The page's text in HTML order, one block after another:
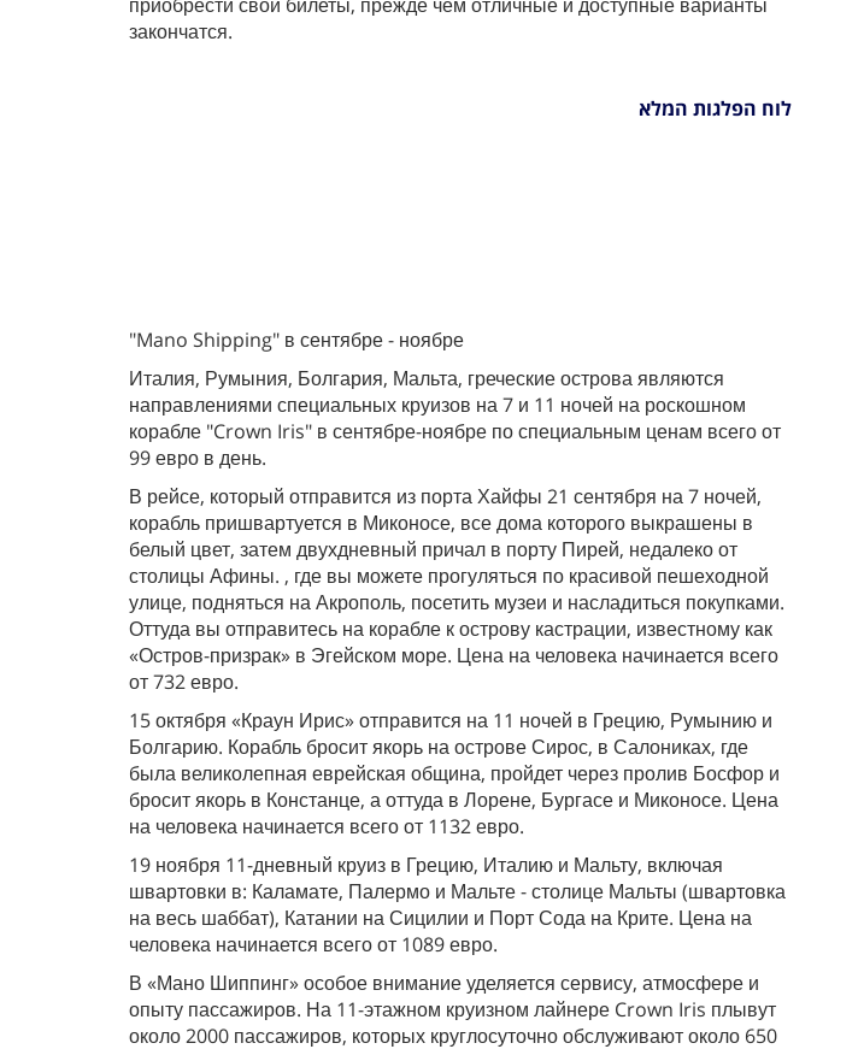
закончатся.
לוח הפלגות המלא
"Mano Shipping" в сентябре - ноябре
Италия, Румыния, Болгария, Мальта, греческие острова являются
направлениями специальных круизов на 7 и 11 ночей на роскошном
корабле "Crown Iris" в сентябре-ноябре по специальным ценам всего от
99 евро в день.
В рейсе, который отправится из порта Хайфы 21 сентября на 7 ночей,
корабль пришвартуется в Миконосе, все дома которого выкрашены в
белый цвет, затем двухдневный причал в порту Пирей, недалеко от
столицы Афины. , где вы можете прогуляться по красивой пешеходной
улице, подняться на Акрополь, посетить музеи и насладиться покупками.
Оттуда вы отправитесь на корабле к острову кастрации, известному как
«Остров-призрак» в Эгейском море. Цена на человека начинается всего
от 732 евро.
15 октября «Краун Ирис» отправится на 11 ночей в Грецию, Румынию и
Болгарию. Корабль бросит якорь на острове Сирос, в Салониках, где
была великолепная еврейская община, пройдет через пролив Босфор и
бросит якорь в Констанце, а оттуда в Лорене, Бургасе и Миконосе. Цена
на человека начинается всего от 1132 евро.
19 ноября 11-дневный круиз в Грецию, Италию и Мальту, включая
швартовки в: Каламате, Палермо и Мальте - столице Мальты (швартовка
на весь шаббат), Катании на Сицилии и Порт Сода на Крите. Цена на
человека начинается всего от 1089 евро.
В «Мано Шиппинг» особое внимание уделяется сервису, атмосфере и
опыту пассажиров. На 11-этажном круизном лайнере Crown Iris плывут
около 2000 пассажиров, которых круглосуточно обслуживают около 650